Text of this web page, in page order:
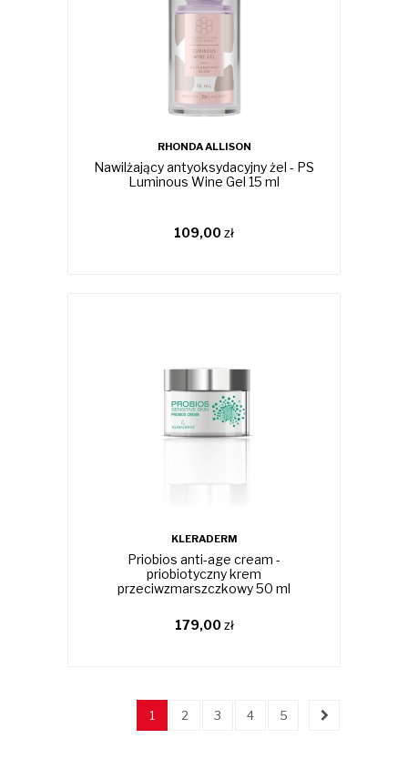
RHONDA ALLISON
Nawilżający antyoksydacyjny żel - PS
Luminous Wine Gel 15 ml
109,00zł
KLERADERM
Priobios anti-age cream -
priobiotyczny krem
przeciwzmarszczkowy 50 ml
179,00zł
1 2 3 4 5